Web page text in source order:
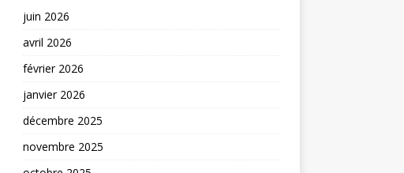
juin 2026
avril 2026
février 2026
janvier 2026
décembre 2025
novembre 2025